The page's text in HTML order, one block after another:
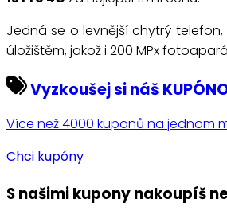
Jedná se o levnější chytrý telefon,
úložištěm, jakož i 200 MPx
Vyzkoušej si náš
Více než 4000 kuponů na jednom
Chci kupóny
S našimi kupony nakoupíš